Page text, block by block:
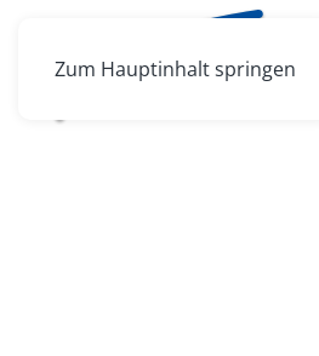
Zum Hauptinhalt springen